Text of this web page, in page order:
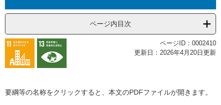
へ
ページ内目次
ページID：0002410
更新日：2026年4月20日更新
要綱等の名称をクリックすると、本文のPDFファイルが開きます。